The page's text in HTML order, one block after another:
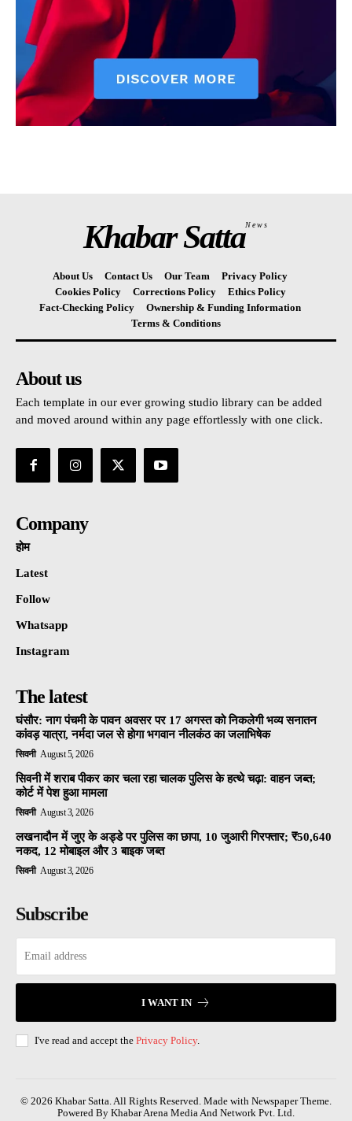
Khabar SattaNews
About Us Contact Us Our Team
Privacy Policy
Cookies Policy
Corrections Policy
Ethics Policy
Fact-Checking Policy
Ownership & Funding Information
Terms & Conditions
About us
Each template in our ever growing studio library can be added
and moved around within any page effortlessly with one click.
Company
होम
Latest
Follow
Whatsapp
Instagram
The latest
घंसौर: नाग पंचमी के पावन अवसर पर 17 अगस्त को निकलेगी भव्य सनातन
कांवड़ यात्रा, नर्मदा जल से होगा भगवान नीलकंठ का जलाभिषेक
सिवनी August 5, 2026
सिवनी में शराब पीकर कार चला रहा चालक पुलिस के हत्थे चढ़ा: वाहन जब्त;
कोर्ट में पेश हुआ मामला
सिवनी August 3, 2026
लखनादौन में जुए के अड्डे पर पुलिस का छापा, 10 जुआरी गिरफ्तार; ₹50,640
नकद, 12 मोबाइल और 3 बाइक जब्त
सिवनी August 3, 2026
Subscribe
I WANT IN
I've read and accept the Privacy Policy.
© 2026 Khabar Satta. All Rights Reserved. Made with Newspaper Theme.
Powered By Khabar Arena Media And Network Pvt. Ltd.